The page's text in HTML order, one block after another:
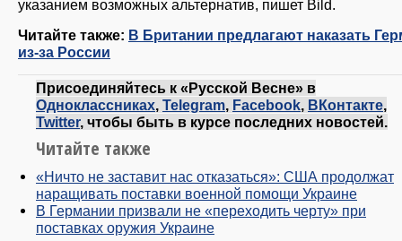
указанием возможных альтернатив, пишет Bild.
Читайте также: В Британии предлагают наказать
из-за России
Присоединяйтесь к «Русской Весне» в
Одноклассниках, Telegram, Facebook, ВКонтакте,
Twitter, чтобы быть в курсе последних новостей.
Читайте также
«Ничто не заставит нас отказаться»: США продолжат
наращивать поставки военной помощи Украине
В Германии призвали не «переходить черту» при
поставках оружия Украине